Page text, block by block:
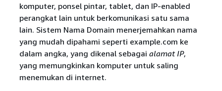
komputer, ponsel pintar, tablet, dan IP-enabled
perangkat lain untuk berkomunikasi satu sama
lain. Sistem Nama Domain menerjemahkan nama
yang mudah dipahami seperti example.com ke
dalam angka, yang dikenal sebagai alamat IP,
yang memungkinkan komputer untuk saling
menemukan di internet.